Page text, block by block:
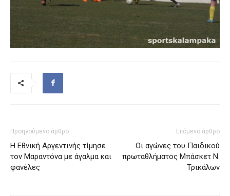
Προηγούμενο άρθρο
Η Εθνική Αργεντινής τίμησε
τον Μαραντόνα με άγαλμα και
φανέλες
Επόμενο άρθρο
Οι αγώνες του Παιδικού
πρωταθλήματος Μπάσκετ Ν.
Τρικάλων